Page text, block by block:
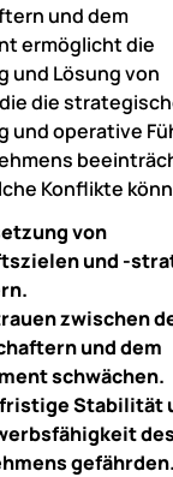
und dem
ermöglicht die
und Lösung von
die
und operative
Konflikte
von
und -
zwischen
und dem
schwächen.
Stabilität
des